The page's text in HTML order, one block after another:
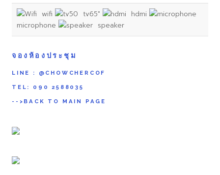
wifi tv65"
hdmi
microphone
speaker
จองห้องประชุม
LINE : @CHOWCHERCOF
TEL: 090 2588035
-->BACK TO MAIN PAGE